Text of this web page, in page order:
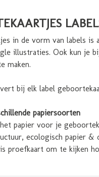
in de vorm van labels
illustraties. Ook kun je
maken.
bij elk label
papiersoorten
papier voor je
ecologisch papier &
proefkaart om te kijken